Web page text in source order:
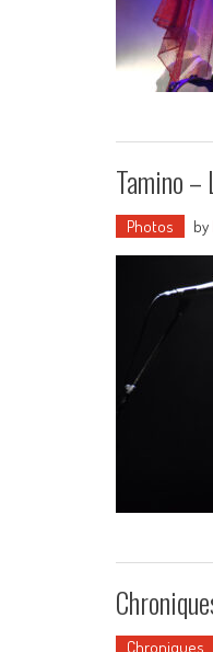
Tamino
Photos by
Chroniques